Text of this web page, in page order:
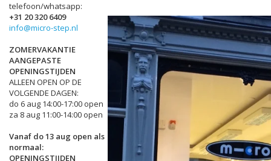
telefoon/whatsapp:
+31 20 320 6409
info@micro-step.nl
ZOMERVAKANTIE
AANGEPASTE
OPENINGSTIJDEN
ALLEEN OPEN OP DE
VOLGENDE DAGEN:
do 6 aug 14:00-17:00 open
za 8 aug 11:00-14:00 open
Vanaf do 13 aug open als
normaal:
OPENINGSTIJDEN